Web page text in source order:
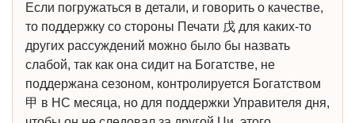
Если погружаться в детали, и говорить о качестве,
то поддержку со стороны Печати 戊 для каких-то
других рассуждений можно было бы назвать
слабой, так как она сидит на Богатстве, не
поддержана сезоном, контролируется Богатством
甲 в НС месяца, но для поддержки Управителя дня,